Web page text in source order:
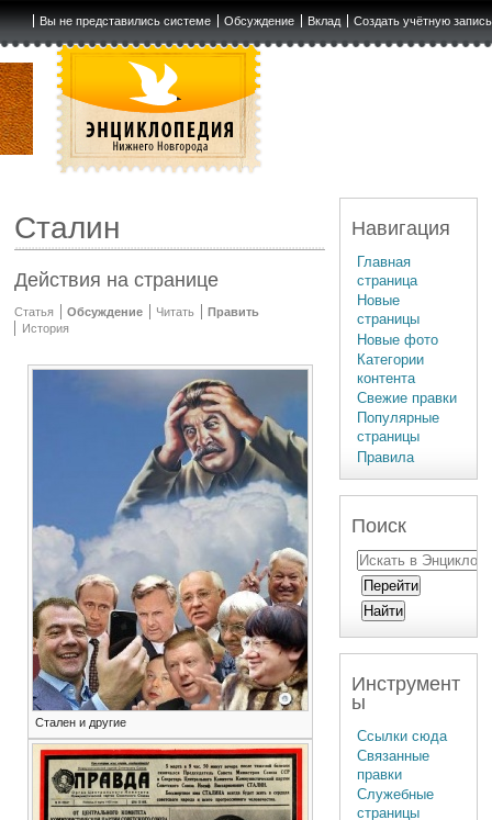
Вы не представились системе Обсуждение Вклад Создать учётную запись
Сталин
Действия на странице
Статья Обсуждение Читать
Править
История
Стален и другие
Навигация
Главная
страница
Новые
страницы
Новые фото
Категории
контента
Свежие правки
Популярные
страницы
Правила
Поиск
Инструмент
ы
Ссылки сюда
Связанные
правки
Служебные
страницы